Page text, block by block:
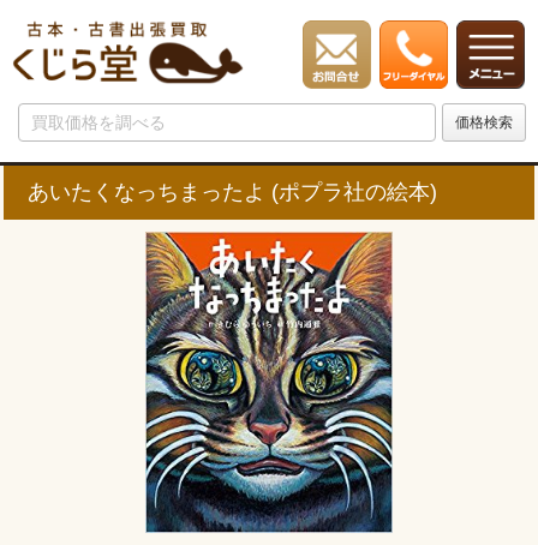
あいたくなっちまったよ (ポプラ社の絵本)